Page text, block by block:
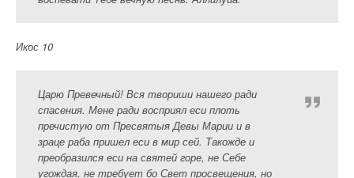
Икос 10
Царю Превечный! Вся твориши нашего ради
спасения. Мене ради восприял еси плоть
пречистую от Пресвятыя Девы Марии и в
зраце раба пришел еси в мир сей. Такожде и
преобразился еси на святей горе, не Себе
угождая, не требует бо Свет просвещения, но